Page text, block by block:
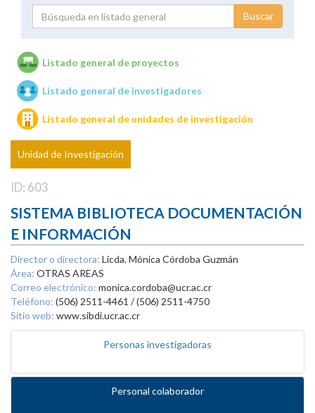
Unidades de investigación
Listado general de proyectos
Listado general de investigadores
Listado general de unidades de investigación
Unidad de Investigación
ID: 603
SISTEMA BIBLIOTECA DOCUMENTACIÓN
E INFORMACIÓN
Director o directora: Licda. Mónica Córdoba Guzmán
Área: OTRAS AREAS
Correo electrónico: monica.cordoba@ucr.ac.cr
Teléfono: (506) 2511-4461 / (506) 2511-4750
Sitio web: www.sibdi.ucr.ac.cr
Personas investigadoras
Personal colaborador